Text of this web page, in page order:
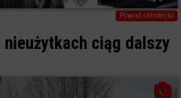
Powiat ostrołecki
nieużytkach ciąg dalszy